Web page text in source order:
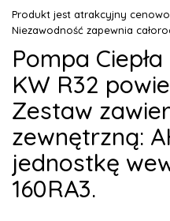
Produkt jest atrakcyjny
Niezawodność zapewnia
Pompa
KW R32
Zestaw
zewnętrzną:
jednostkę
160RA3.